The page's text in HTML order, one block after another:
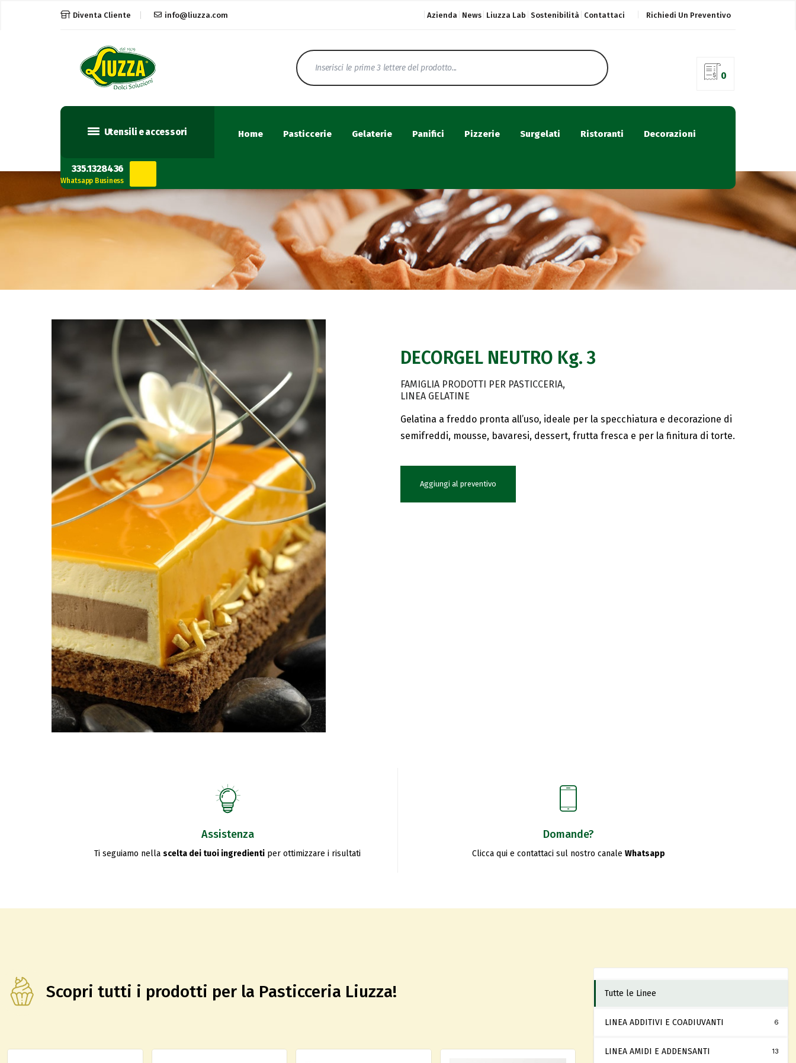
Diventa Cliente info@liuzza.com Azienda News Liuzza Lab Sostenibilità Contattaci Richiedi Un Preventivo
0
Utensili e accessori Home Pasticcerie Gelaterie Panifici Pizzerie Surgelati Ristoranti Decorazioni
335.1328436
Whatsapp Business
DECORGEL NEUTRO Kg. 3
FAMIGLIA PRODOTTI PER PASTICCERIA
LINEA GELATINE
Gelatina a freddo pronta all’uso, ideale per la specchiatura e decorazione di
semifreddi, mousse, bavaresi, dessert, frutta fresca e per la finitura di torte.
Aggiungi al preventivo
Assistenza
Ti seguiamo nella scelta dei tuoi ingredienti per ottimizzare i risultati
Domande?
Clicca qui e contattaci sul nostro canale Whatsapp
Scopri tutti i prodotti per la Pasticceria Liuzza! Tutte le Linee
LINEA ADDITIVI E COADIUVANTI 6
LINEA AMIDI E ADDENSANTI 13